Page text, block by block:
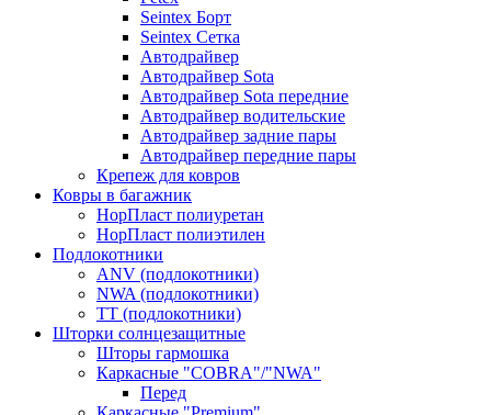
Seintex Борт
Seintex Сетка
Автодрайвер
Автодрайвер Sota
Автодрайвер Sota передние
Автодрайвер водительские
Автодрайвер задние пары
Автодрайвер передние пары
Крепеж для ковров
Ковры в багажник
НорПласт полиуретан
НорПласт полиэтилен
Подлокотники
ANV (подлокотники)
NWA (подлокотники)
TT (подлокотники)
Шторки солнцезащитные
Шторы гармошка
Каркасные "COBRA"/"NWA"
Перед